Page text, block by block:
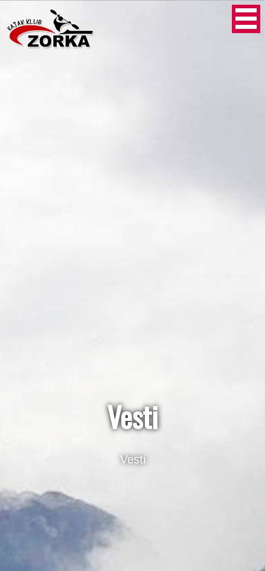
Vesti
Vesti